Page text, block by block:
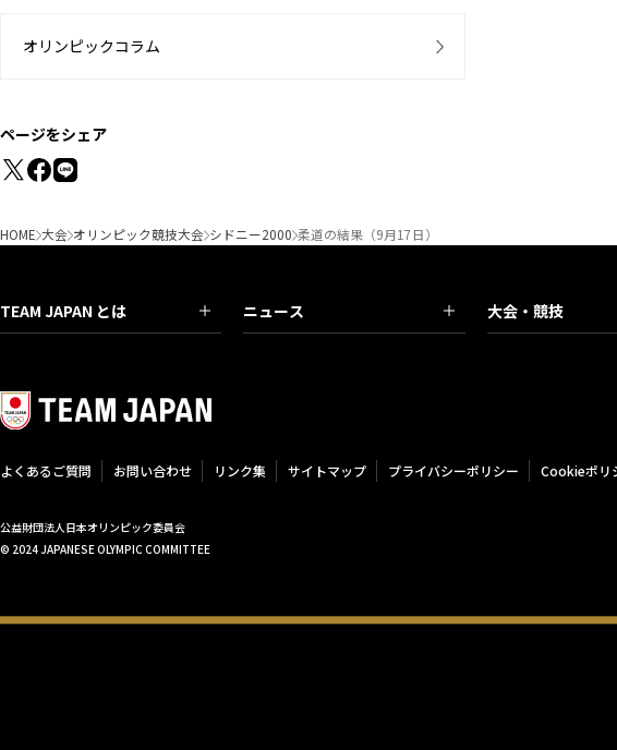
オリンピックコラム
ページをシェア
HOME 大会 オリンピック競技大会 シドニー2000 柔道の結果（9月17日）
TEAM JAPAN とは ニュース 大会・競技
よくあるご質問 お問い合わせ リンク集 サイトマップ プライバシーポリシー Cookieポリ
公益財団法人日本オリンピック委員会
© 2024 JAPANESE OLYMPIC COMMITTEE